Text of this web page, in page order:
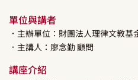
單位與講者
．主辦單位：財團法人理律文教基
．主講人： 廖念勤顧問
講座介紹